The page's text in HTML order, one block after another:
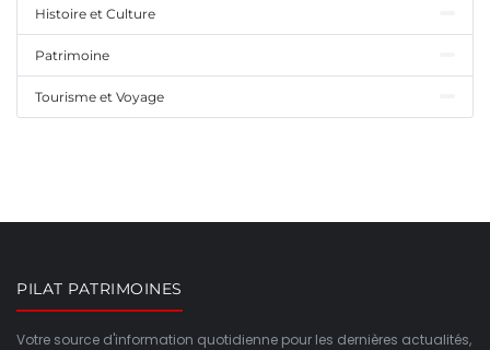
Histoire et Culture
Patrimoine
Tourisme et Voyage
PILAT PATRIMOINES
Votre source d'information quotidienne pour les dernières actualités,